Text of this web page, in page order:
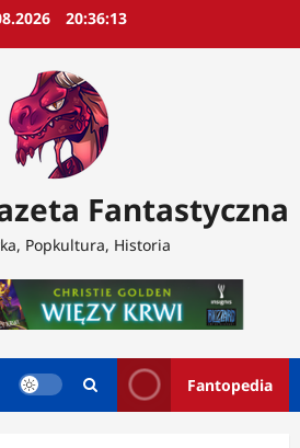
20:36:15
Fantastyczna
Popkultura, Historia
Fantopedia